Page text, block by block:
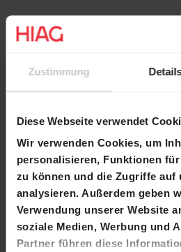
Zustimmung
Diese Webseite verwendet
Wir verwenden Cookies, um
personalisieren, Funktionen
zu können und die Zugriffe auf
analysieren. Außerdem geben
Verwendung unserer Website
soziale Medien, Werbung und
Partner führen diese
Eine Anmeldung im Vorfeld
Präsentation das Replay des
Verfügung:
https://
ers/hiag/mediaframe/20756/
Kontakt